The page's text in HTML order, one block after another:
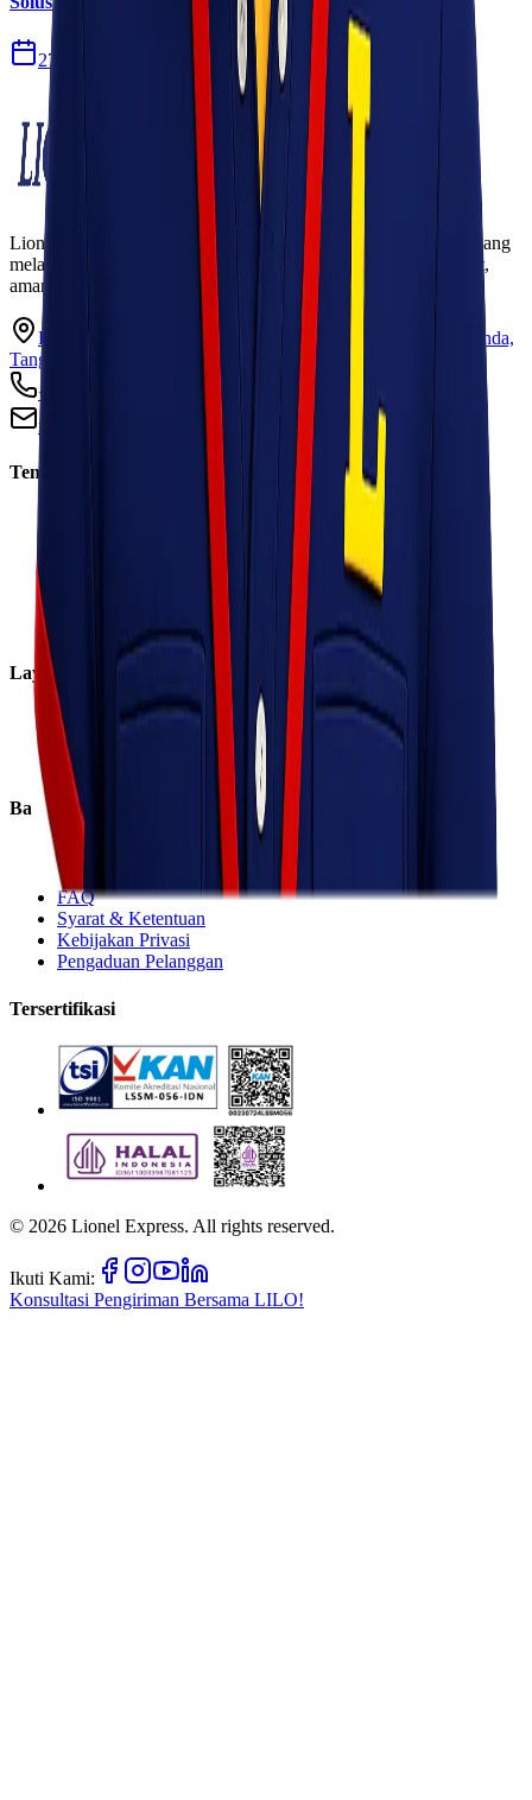
27 Jul 2026
Lionel Express adalah perusahaan jasa pengiriman terpercaya yang
melayani pengiriman barang ke seluruh Indonesia dengan cepat,
aman, dan harga kompetitif.
Ruko Garden Square Blok G No. 11-12 Jurumudi baru, Benda,
Tangerang, Banten 15124
+62 813 8838 8182
info@lionelexpress.com
Tentang Kami
Layanan
Express
Regular
Eco
Bantuan
Lacak Kiriman
Tarif Pengiriman
FAQ
Syarat & Ketentuan
Kebijakan Privasi
Pengaduan Pelanggan
Tersertifikasi
© 2026 Lionel Express. All rights reserved.
Ikuti Kami:
Konsultasi Pengiriman Bersama LILO!